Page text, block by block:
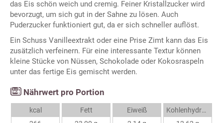
das Eis schön weich und cremig. Feiner Kristallzucker wird
bevorzugt, um sich gut in der Sahne zu lösen. Auch
Puderzucker funktioniert gut, da er sich schneller auflöst.
Ein Schuss Vanilleextrakt oder eine Prise Zimt kann das Eis
zusätzlich verfeinern. Für eine interessante Textur können
kleine Stücke von Nüssen, Schokolade oder Kokosraspeln
unter das fertige Eis gemischt werden.
Nährwert pro Portion
kcal
Fett
Eiweiß
Kohlenhydrate